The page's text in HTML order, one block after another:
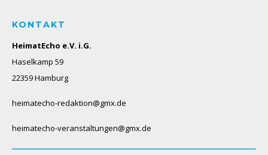
KONTAKT
HeimatEcho e.V. i.G.
Haselkamp 59
22359 Hamburg
heimatecho-redaktion@gmx.de
heimatecho-veranstaltungen@gmx.de